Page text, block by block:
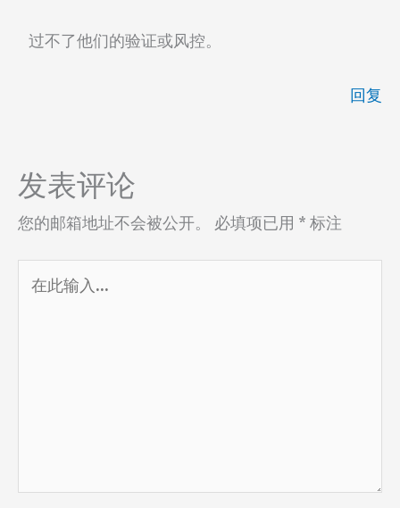
过不了他们的验证或风控。
回复
发表评论
您的邮箱地址不会被公开。 必填项已用 * 标注